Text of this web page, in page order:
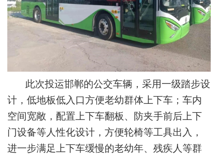
此次投运邯郸的公交车辆，采用一级踏步设
计，低地板低入口方便老幼群体上下车；车内
空间宽敞，配置上下车翻板、防夹手前后上下
门设备等人性化设计，方便轮椅等工具出入，
进一步满足上下车缓慢的老幼年、残疾人等群